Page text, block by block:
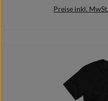
Preise inkl.